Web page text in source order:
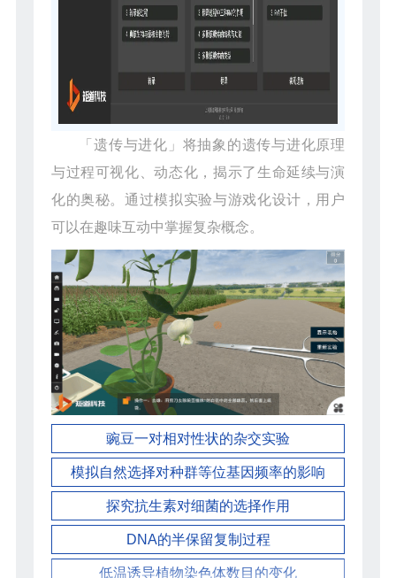
「遗传与进化」将抽象的遗传与进化原理
与过程可视化、动态化，揭示了生命延续与演
化的奥秘。通过模拟实验与游戏化设计，用户
可以在趣味互动中掌握复杂概念。
豌豆一对相对性状的杂交实验
模拟自然选择对种群等位基因频率的影响
探究抗生素对细菌的选择作用
DNA的半保留复制过程
低温诱导植物染色体数目的变化